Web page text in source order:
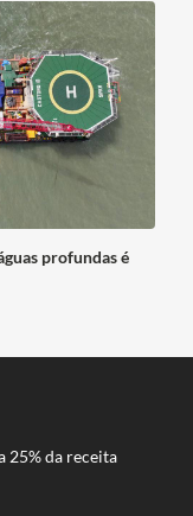
profundas é
25% da receita